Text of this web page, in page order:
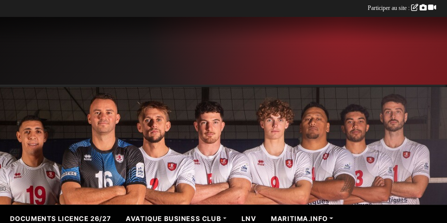
DOCUMENTS LICENCE 26/27 AVATIQUE BUSINESS CLUB LNV MARITIMA.INFO
Participer au site :